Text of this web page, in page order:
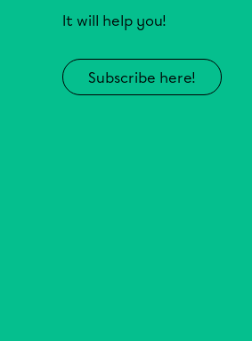
It will help you!
Subscribe here!